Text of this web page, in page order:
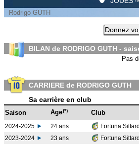
Rodrigo GUTH
Donnez
BILAN de RODRIGO GUTH -
Pas
CARRIERE de RODRIGO GUTH
Sa carrière en club
Saison Age(*) Club
2024-2025 24 ans Fortuna Sittard
2023-2024
23 ans Fortuna Sittard